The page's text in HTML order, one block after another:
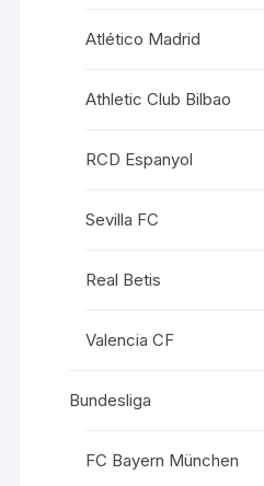
Atlético Madrid
Athletic Club Bilbao
RCD Espanyol
Sevilla FC
Real Betis
Valencia CF
Bundesliga
FC Bayern München